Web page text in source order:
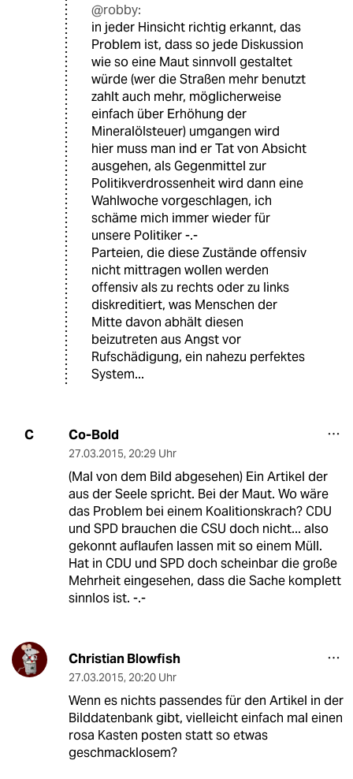
@robby:
in jeder Hinsicht richtig erkannt, das
Problem ist, dass so jede Diskussion
wie so eine Maut sinnvoll gestaltet
würde (wer die Straßen mehr benutzt
zahlt auch mehr, möglicherweise
einfach über Erhöhung der
Mineralölsteuer) umgangen wird
hier muss man ind er Tat von Absicht
ausgehen, als Gegenmittel zur
Politikverdrossenheit wird dann eine
Wahlwoche vorgeschlagen, ich
schäme mich immer wieder für
unsere Politiker -.-
Parteien, die diese Zustände offensiv
nicht mittragen wollen werden
offensiv als zu rechts oder zu links
diskreditiert, was Menschen der
Mitte davon abhält diesen
beizutreten aus Angst vor
Rufschädigung, ein nahezu perfektes
System...
C Co-Bold
27.03.2015, 20:29 Uhr
(Mal von dem Bild abgesehen) Ein Artikel der
aus der Seele spricht. Bei der Maut. Wo wäre
das Problem bei einem Koalitionskrach? CDU
und SPD brauchen die CSU doch nicht... also
gekonnt auflaufen lassen mit so einem Müll.
Hat in CDU und SPD doch scheinbar die große
Mehrheit eingesehen, dass die Sache komplett
sinnlos ist. -.-
Christian Blowfish
27.03.2015, 20:20 Uhr
Wenn es nichts passendes für den Artikel in der
Bilddatenbank gibt, vielleicht einfach mal einen
rosa Kasten posten statt so etwas
geschmacklosem?